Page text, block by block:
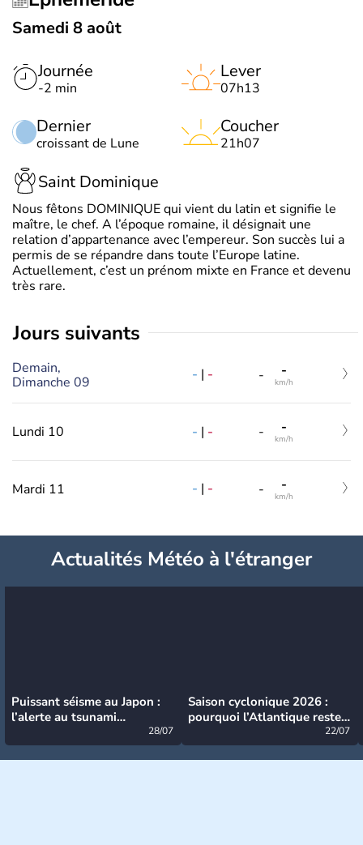
Samedi 8 août
Journée
-2 min
Dernier
croissant de Lune
Lever
07h13
Coucher
21h07
Saint Dominique
Nous fêtons DOMINIQUE qui vient du latin et signifie le
maître, le chef. A l’époque romaine, il désignait une
relation d’appartenance avec l’empereur. Son succès lui a
permis de se répandre dans toute l’Europe latine.
Actuellement, c’est un prénom mixte en France et devenu
très rare.
jours suivants
Demain,
Dimanche 09
- | - - -
km/h
Lundi 10 - | - - -
km/h
Mardi 11 - | - - -
km/h
Actualités Météo à l'étranger
Puissant séisme au Japon :
l’alerte au tsunami
28/07
Saison cyclonique 2026 :
pourquoi l’Atlantique reste
22/07